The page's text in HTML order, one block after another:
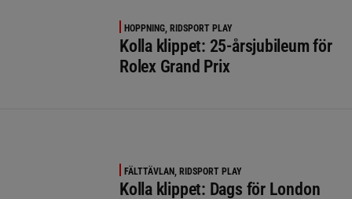
HOPPNING, RIDSPORT PLAY
Kolla klippet: 25-årsjubileum för
Rolex Grand Prix
FÄLTTÄVLAN, RIDSPORT PLAY
Kolla klippet: Dags för London